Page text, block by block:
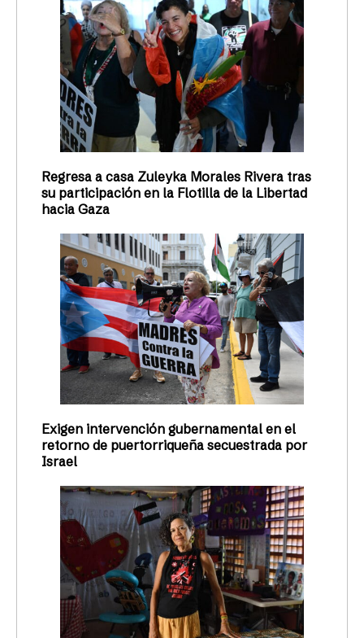
Regresa a casa Zuleyka Morales Rivera tras
su participación en la Flotilla de la Libertad
hacia Gaza
Exigen intervención gubernamental en el
retorno de puertorriqueña secuestrada por
Israel